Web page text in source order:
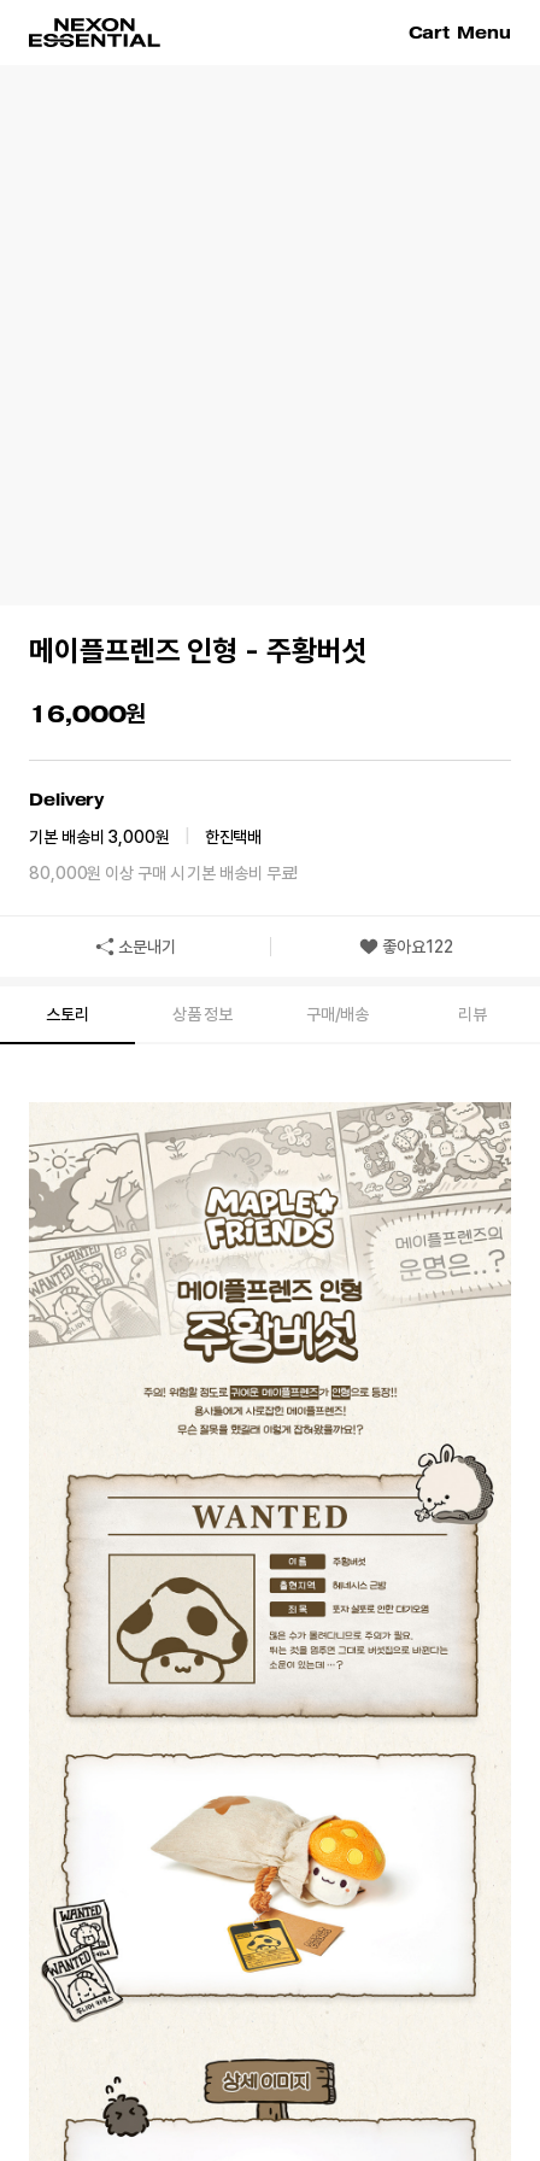
메이플프렌즈 인형 - 주황버섯
16,000
Delivery
기본 배송비 3,000원
한진택배
80,000원 이상 구매 시 기본 배송비 무료!
소문내기 좋아요122
스토리 상품 정보 구매/배송 리뷰
Cart Menu